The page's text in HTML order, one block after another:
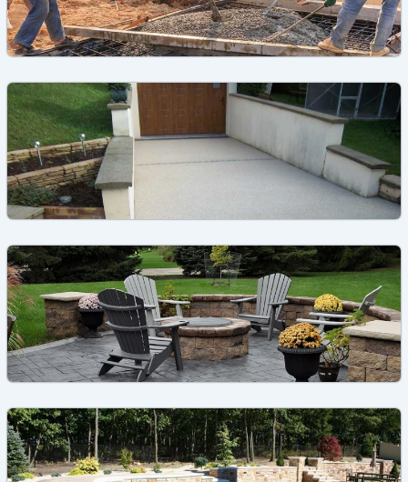
Béton,Dalle béton
Dalle béton maison: Prix, Types,
Caractéristiques
Béton,Dalle béton
Dalle béton armé: Caractéristiques, Prix, Pose
Béton,Dalle béton
Dalle en béton pas cher: Types, Prix, Conseils